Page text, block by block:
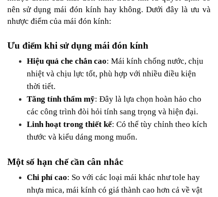
nên sử dụng mái đón kính hay không. Dưới đây là ưu và
nhược điểm của mái đón kính:
Ưu điểm khi sử dụng mái đón kính
Hiệu quả che chắn cao: Mái kính chống nước, chịu
nhiệt và chịu lực tốt, phù hợp với nhiều điều kiện
thời tiết.
Tăng tính thẩm mỹ: Đây là lựa chọn hoàn hảo cho
các công trình đòi hỏi tính sang trọng và hiện đại.
Linh hoạt trong thiết kế: Có thể tùy chỉnh theo kích
thước và kiểu dáng mong muốn.
Một số hạn chế cần cân nhắc
Chi phí cao: So với các loại mái khác như tole hay
nhựa mica, mái kính có giá thành cao hơn cả về vật